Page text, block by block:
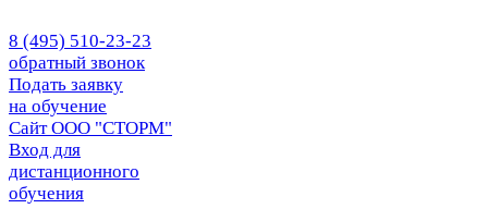
8 (495) 510-23-23
обратный звонок
Подать заявку
на обучение
Сайт ООО "СТОРМ"
Вход для
дистанционного
обучения